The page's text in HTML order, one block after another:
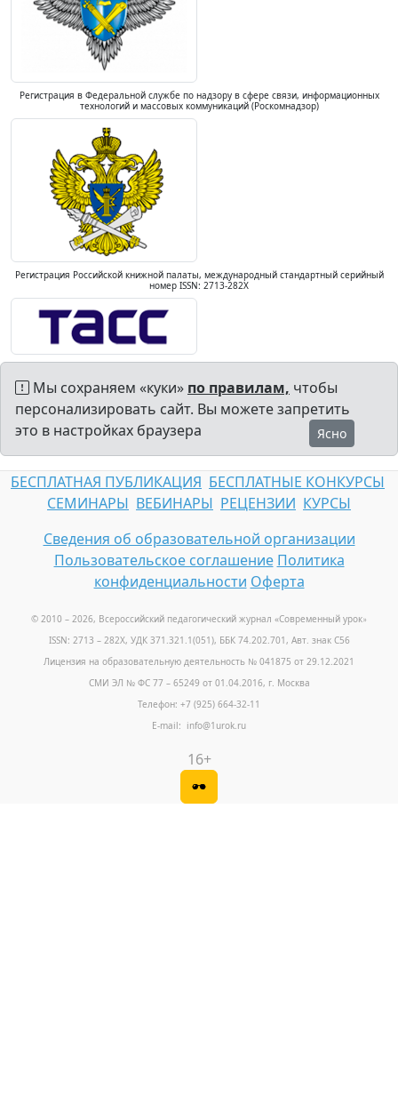
Регистрация в Федеральной службе по надзору в сфере связи, информационных
технологий и массовых коммуникаций (Роскомнадзор)
Регистрация Российской книжной палаты, международный стандартный серийный
номер ISSN: 2713-282X
Мы сохраняем «куки» по правилам, чтобы
персонализировать сайт. Вы можете запретить
это в настройках браузера
Ясно
БЕСПЛАТНАЯ ПУБЛИКАЦИЯ БЕСПЛАТНЫЕ КОНКУРСЫ
СЕМИНАРЫ ВЕБИНАРЫ РЕЦЕНЗИИ КУРСЫ
Сведения об образовательной организации
Пользовательское соглашение Политика
конфиденциальности Оферта
© 2010 – 2026, Всероссийский педагогический журнал «Современный урок»
ISSN: 2713 – 282X, УДК 371.321.1(051), ББК 74.202.701, Авт. знак С56
Лицензия на образовательную деятельность № 041875 от 29.12.2021
СМИ ЭЛ № ФС 77 – 65249 от 01.04.2016, г. Москва
Телефон: +7 (925) 664-32-11
E-mail: info@1urok.ru
16+